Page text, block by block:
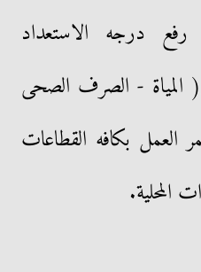
رفع درجه الاستعداد
المياة - الصرف الصحى
العمل بكافه القطاعات
المحلية.